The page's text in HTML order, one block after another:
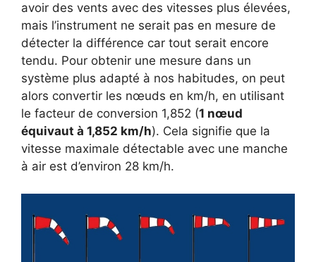
avoir des vents avec des vitesses plus élevées,
mais l’instrument ne serait pas en mesure de
détecter la différence car tout serait encore
tendu. Pour obtenir une mesure dans un
système plus adapté à nos habitudes, on peut
alors convertir les nœuds en km/h, en utilisant
le facteur de conversion 1,852 (1 nœud
équivaut à 1,852 km/h). Cela signifie que la
vitesse maximale détectable avec une manche
à air est d’environ 28 km/h.